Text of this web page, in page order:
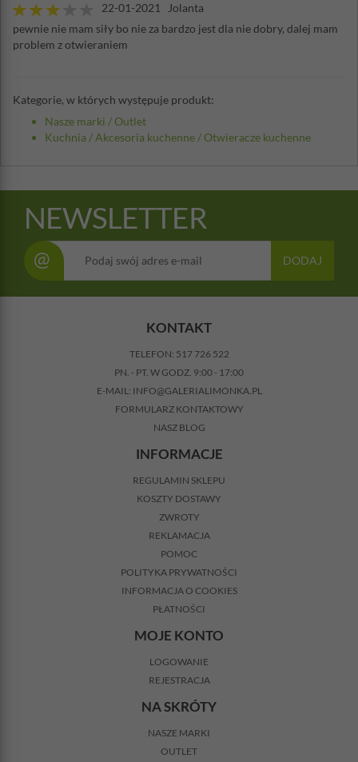
22-01-2021 Jolanta
pewnie nie mam siły bo nie za bardzo jest dla nie dobry, dalej mam
problem z otwieraniem
Kategorie, w których występuje produkt:
Nasze marki /Outlet
Kuchnia /Akcesoria kuchenne /Otwieracze kuchenne
NEWSLETTER
@ DODAJ
KONTAKT
TELEFON: 517 726 522
PN. - PT. W GODZ. 9:00 - 17:00
E-MAIL: INFO@GALERIALIMONKA.PL
FORMULARZ KONTAKTOWY
NASZ BLOG
INFORMACJE
REGULAMIN SKLEPU
KOSZTY DOSTAWY
ZWROTY
REKLAMACJA
POMOC
POLITYKA PRYWATNOŚCI
INFORMACJA O COOKIES
PŁATNOŚCI
MOJE KONTO
LOGOWANIE
REJESTRACJA
NA SKRÓTY
NASZE MARKI
OUTLET